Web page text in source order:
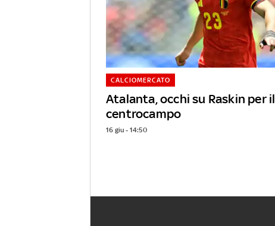
Atalanta, occhi su Raskin per il
centrocampo
CALCIOMERCATO
16 giu - 14:50